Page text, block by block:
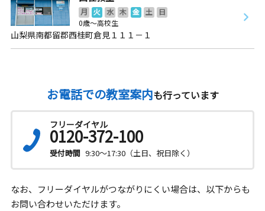
月 火 水 木 金 土
日
0歳～高校生
山梨県南都留郡西桂町倉見１１１－１
お電話での教室案内も行っています
フリーダイヤル
0120-372-100
受付時間 9:30～17:30（土日、祝日除く）
なお、フリーダイヤルがつながりにくい場合は、以下からも
お問い合わせいただけます。